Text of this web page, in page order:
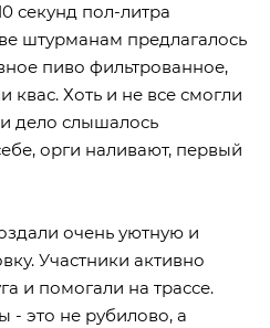
секунд пол-литра
штурманам предлагалось
пиво фильтрованное,
квас. Хоть и не все смогли
дело слышалось
орги наливают, первый
очень уютную и
Участники активно
и помогали на трассе.
это не рубилово, а